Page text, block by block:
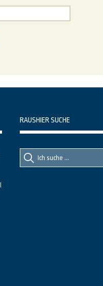
RAUSHIER SUCHE
Suche
nach::
Suche
nach: